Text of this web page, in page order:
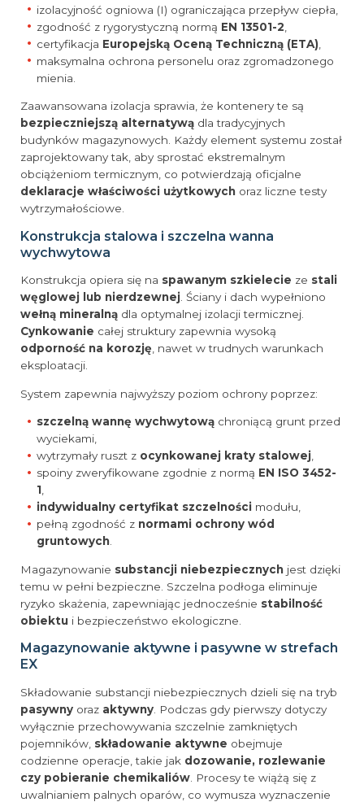
izolacyjność ogniowa (I) ograniczająca przepływ ciepła,
zgodność z rygorystyczną normą EN 13501-2
certyfikacja Europejską Oceną Techniczną (ETA)
maksymalna ochrona personelu oraz zgromadzonego
mienia.
Zaawansowana izolacja sprawia, że kontenery te są
bezpieczniejszą alternatywą dla tradycyjnych
budynków magazynowych. Każdy element systemu został
zaprojektowany tak, aby sprostać ekstremalnym
obciążeniom termicznym, co potwierdzają oficjalne
deklaracje właściwości użytkowych oraz liczne testy
wytrzymałościowe.
Konstrukcja stalowa i szczelna wanna
wychwytowa
Konstrukcja opiera się na spawanym szkielecie ze stali
węglowej lub nierdzewnej. Ściany i dach wypełniono
wełną mineralną dla optymalnej izolacji termicznej.
Cynkowanie całej struktury zapewnia wysoką
odporność na korozję, nawet w trudnych warunkach
eksploatacji.
System zapewnia najwyższy poziom ochrony poprzez:
szczelną wannę wychwytową chroniącą grunt przed
wyciekami,
wytrzymały ruszt z ocynkowanej kraty stalowej,
spoiny zweryfikowane zgodnie z normą EN ISO 3452-
1,
indywidualny certyfikat szczelności modułu,
pełną zgodność z normami ochrony wód
gruntowych.
Magazynowanie substancji niebezpiecznych jest dzięki
temu w pełni bezpieczne. Szczelna podłoga eliminuje
ryzyko skażenia, zapewniając jednocześnie stabilność
obiektu i bezpieczeństwo ekologiczne.
Magazynowanie aktywne i pasywne w strefach
EX
Składowanie substancji niebezpiecznych dzieli się na tryb
pasywny oraz aktywny . Podczas gdy pierwszy dotyczy
wyłącznie przechowywania szczelnie zamkniętych
pojemników, składowanie aktywne obejmuje
codzienne operacje, takie jak dozowanie, rozlewanie
czy pobieranie chemikaliów . Procesy te wiążą się z
uwalnianiem palnych oparów, co wymusza wyznaczenie